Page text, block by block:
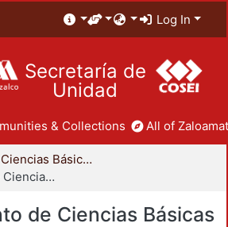
Log In
Secretaría de
Unidad
& Collections All of
División de Ciencias Básicas e Ingeniería
Departamento de Ciencias Básicas
de Ciencias Básicas